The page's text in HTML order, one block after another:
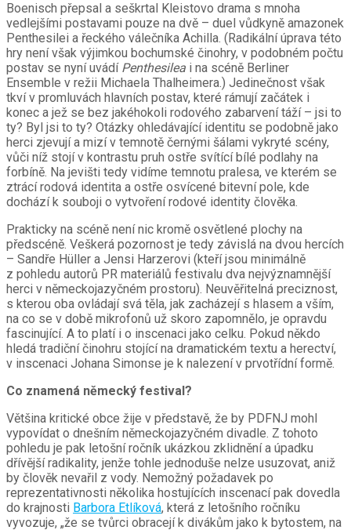
Boenisch přepsal a seškrtal Kleistovo drama s mnoha
vedlejšími postavami pouze na dvě – duel vůdkyně amazonek
Penthesilei a řeckého válečníka Achilla. (Radikální úprava této
hry není však výjimkou bochumské činohry, v podobném počtu
postav se nyní uvádí Penthesilea i na scéně Berliner
Ensemble v režii Michaela Thalheimera.) Jedinečnost však
tkví v promluvách hlavních postav, které rámují začátek i
konec a jež se bez jakéhokoli rodového zabarvení táží – jsi to
ty? Byl jsi to ty? Otázky ohledávající identitu se podobně jako
herci zjevují a mizí v temnotě černými šálami vykryté scény,
vůči níž stojí v kontrastu pruh ostře svítící bílé podlahy na
forbíně. Na jevišti tedy vidíme temnotu pralesa, ve kterém se
ztrácí rodová identita a ostře osvícené bitevní pole, kde
dochází k souboji o vytvoření rodové identity člověka.
Prakticky na scéně není nic kromě osvětlené plochy na
předscéně. Veškerá pozornost je tedy závislá na dvou hercích
– Sandře Hüller a Jensi Harzerovi (kteří jsou minimálně
z pohledu autorů PR materiálů festivalu dva nejvýznamnější
herci v německojazyčném prostoru). Neuvěřitelná preciznost,
s kterou oba ovládají svá těla, jak zacházejí s hlasem a vším,
na co se v době mikrofonů už skoro zapomnělo, je opravdu
fascinující. A to platí i o inscenaci jako celku. Pokud někdo
hledá tradiční činohru stojící na dramatickém textu a herectví,
v inscenaci Johana Simonse je k nalezení v prvotřídní formě.
Co znamená německý festival?
Většina kritické obce žije v představě, že by PDFNJ mohl
vypovídat o dnešním německojazyčném divadle. Z tohoto
pohledu je pak letošní ročník ukázkou zklidnění a úpadku
dřívější radikality, jenže tohle jednoduše nelze usuzovat, aniž
by člověk nevařil z vody. Nemožný požadavek po
reprezentativnosti několika hostujících inscenací pak dovedla
do krajnosti Barbora Etlíková, která z letošního ročníku
vyvozuje, „že se tvůrci obracejí k divákům jako k bytostem, na